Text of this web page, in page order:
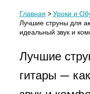
Главная
Уроки и
Лучшие струны для
идеальный звук и
Лучшие
гитары —